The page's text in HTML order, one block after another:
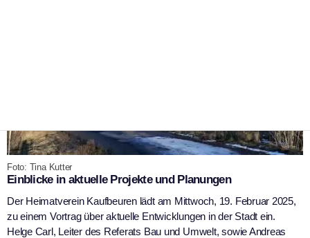
Foto: Tina Kutter
Einblicke in aktuelle Projekte und Planungen
Der Heimatverein Kaufbeuren lädt am Mittwoch, 19. Februar 2025,
zu einem Vortrag über aktuelle Entwicklungen in der Stadt ein.
Helge Carl, Leiter des Referats Bau und Umwelt, sowie Andreas